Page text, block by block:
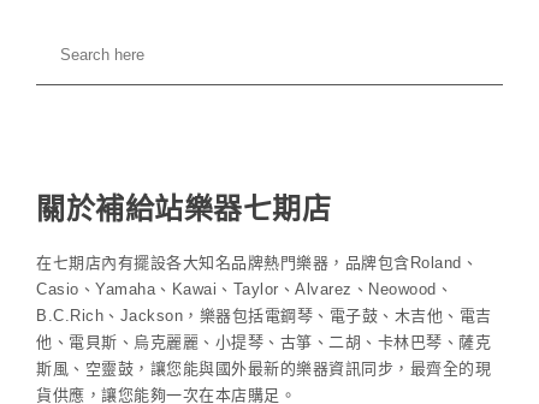
關於補給站樂器七期店
在七期店內有擺設各大知名品牌熱門樂器，品牌包含Roland、
Casio、Yamaha、Kawai、Taylor、Alvarez、Neowood、
B.C.Rich、Jackson，樂器包括電鋼琴、電子鼓、木吉他、電吉
他、電貝斯、烏克麗麗、小提琴、古箏、二胡、卡林巴琴、薩克
斯風、空靈鼓，讓您能與國外最新的樂器資訊同步，最齊全的現
貨供應，讓您能夠一次在本店購足。